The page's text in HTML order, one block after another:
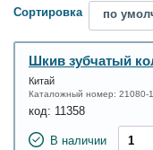
Сортировка по
Шкив зубчатый
Китай
Каталожный номер: 21080-
код: 11358
В наличии